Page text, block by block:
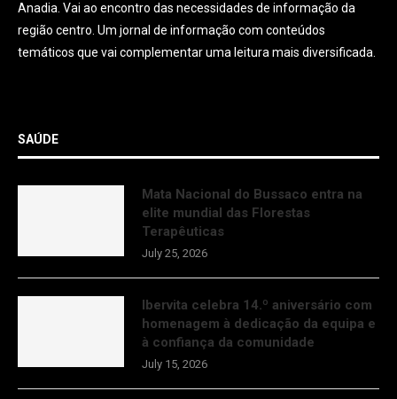
Anadia. Vai ao encontro das necessidades de informação da
região centro. Um jornal de informação com conteúdos
temáticos que vai complementar uma leitura mais diversificada.
SAÚDE
Mata Nacional do Bussaco entra na
elite mundial das Florestas
Terapêuticas
July 25, 2026
Ibervita celebra 14.º aniversário com
homenagem à dedicação da equipa e
à confiança da comunidade
July 15, 2026